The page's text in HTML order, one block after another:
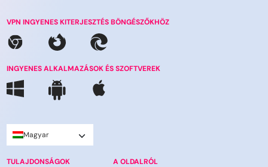
VPN INGYENES KITERJESZTÉS BÖNGÉSZŐKHÖZ
INGYENES ALKALMAZÁSOK ÉS SZOFTVEREK
Magyar
TULAJDONSÁGOK A OLDALRÓL